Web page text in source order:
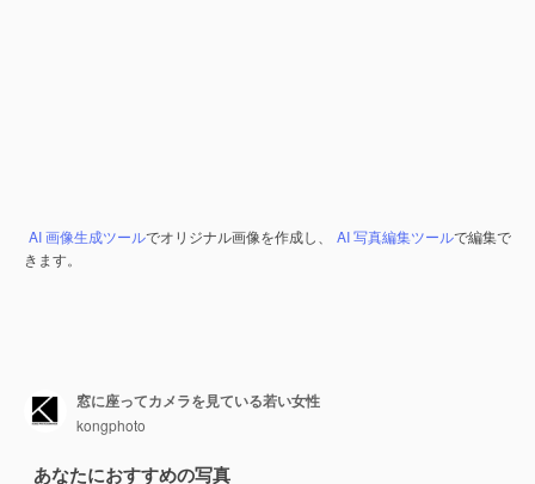
AI 画像生成ツールでオリジナル画像を作成し、 AI 写真編集ツールで編集で
きます。
窓に座ってカメラを見ている若い女性
kongphoto
あなたにおすすめの写真